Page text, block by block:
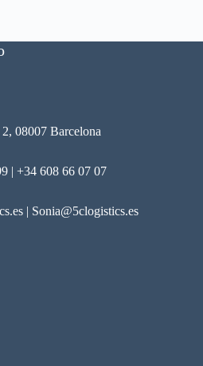
08007 Barcelona
| +34 608 66 07 07
| Sonia@5clogistics.es